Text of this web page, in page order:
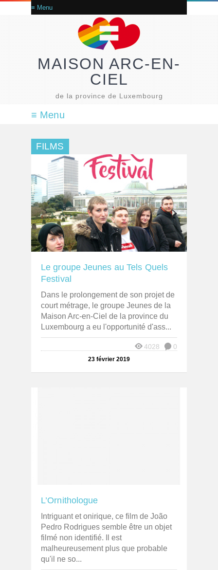
MAISON ARC-EN-
CIEL
de la province de Luxembourg
FILMS
Le groupe Jeunes au Tels Quels
Festival
Dans le prolongement de son projet de
court métrage, le groupe Jeunes de la
Maison Arc-en-Ciel de la province du
Luxembourg a eu l'opportunité d'ass...
0
4028
23 février 2019
L’Ornithologue
Intriguant et onirique, ce film de João
Pedro Rodrigues semble être un objet
filmé non identifié. Il est
malheureusement plus que probable
qu'il ne so...